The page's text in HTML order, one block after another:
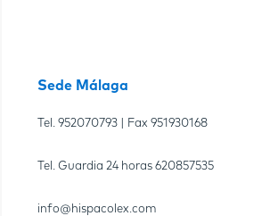
Sede Málaga
Tel. 952070793 | Fax 951930168
Tel. Guardia 24 horas 620857535
info@hispacolex.com